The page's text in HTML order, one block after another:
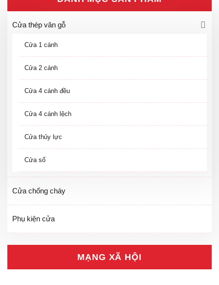
Cửa thép vân gỗ
Cửa 1 cánh
Cửa 2 cánh
Cửa 4 cánh đều
Cửa 4 cánh lệch
Cửa thủy lực
Cửa sổ
Cửa chống cháy
Phụ kiện cửa
MẠNG XÃ HỘI